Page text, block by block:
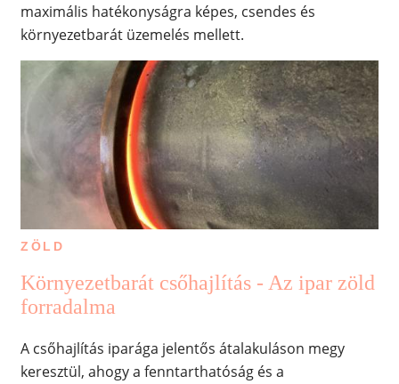
maximális hatékonyságra képes, csendes és
környezetbarát üzemelés mellett.
ZÖLD
Környezetbarát csőhajlítás - Az ipar zöld
forradalma
A csőhajlítás iparága jelentős átalakuláson megy
keresztül, ahogy a fenntarthatóság és a